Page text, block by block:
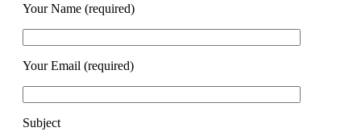
Your Name (required)
Your Email (required)
Subject